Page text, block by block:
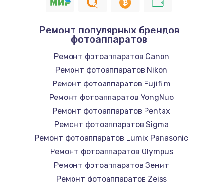
Ремонт популярных брендов
фотоаппаратов
Ремонт фотоаппаратов Canon
Ремонт фотоаппаратов Nikon
Ремонт фотоаппаратов Fujifilm
Ремонт фотоаппаратов YongNuo
Ремонт фотоаппаратов Pentax
Ремонт фотоаппаратов Sigma
Ремонт фотоаппаратов Lumix Panasonic
Ремонт фотоаппаратов Olympus
Ремонт фотоаппаратов Зенит
Ремонт фотоаппаратов Zeiss